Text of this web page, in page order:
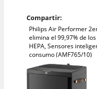
Compartir:
Philips Air Performer
elimina el 99,97% de
HEPA, Sensores
consumo (AMF765/10)